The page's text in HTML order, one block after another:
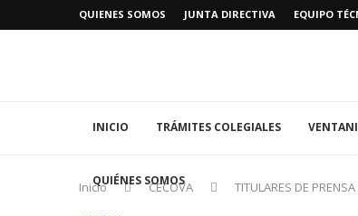
QUIENES SOMOS JUNTA DIRECTIVA EQUIPO
INICIO TRÁMITES COLEGIALES
QUIÉNES SOMOS
Inicio CECOVA
TITULARES DE